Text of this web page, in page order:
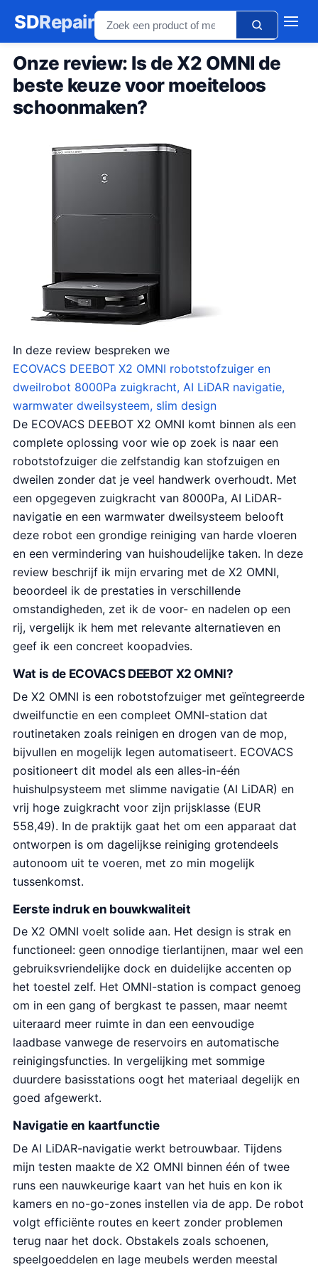
SDRepair
Onze review: Is de X2 OMNI de
beste keuze voor moeiteloos
schoonmaken?
In deze review bespreken we
ECOVACS DEEBOT X2 OMNI robotstofzuiger en
dweilrobot 8000Pa zuigkracht, AI LiDAR navigatie,
warmwater dweilsysteem, slim design
De ECOVACS DEEBOT X2 OMNI komt binnen als een
complete oplossing voor wie op zoek is naar een
robotstofzuiger die zelfstandig kan stofzuigen en
dweilen zonder dat je veel handwerk overhoudt. Met
een opgegeven zuigkracht van 8000Pa, AI LiDAR-
navigatie en een warmwater dweilsysteem belooft
deze robot een grondige reiniging van harde vloeren
en een vermindering van huishoudelijke taken. In deze
review beschrijf ik mijn ervaring met de X2 OMNI,
beoordeel ik de prestaties in verschillende
omstandigheden, zet ik de voor- en nadelen op een
rij, vergelijk ik hem met relevante alternatieven en
geef ik een concreet koopadvies.
Wat is de ECOVACS DEEBOT X2 OMNI?
De X2 OMNI is een robotstofzuiger met geïntegreerde
dweilfunctie en een compleet OMNI-station dat
routinetaken zoals reinigen en drogen van de mop,
bijvullen en mogelijk legen automatiseert. ECOVACS
positioneert dit model als een alles-in-één
huishulpsysteem met slimme navigatie (AI LiDAR) en
vrij hoge zuigkracht voor zijn prijsklasse (EUR
558,49). In de praktijk gaat het om een apparaat dat
ontworpen is om dagelijkse reiniging grotendeels
autonoom uit te voeren, met zo min mogelijk
tussenkomst.
Eerste indruk en bouwkwaliteit
De X2 OMNI voelt solide aan. Het design is strak en
functioneel: geen onnodige tierlantijnen, maar wel een
gebruiksvriendelijke dock en duidelijke accenten op
het toestel zelf. Het OMNI-station is compact genoeg
om in een gang of bergkast te passen, maar neemt
uiteraard meer ruimte in dan een eenvoudige
laadbase vanwege de reservoirs en automatische
reinigingsfuncties. In vergelijking met sommige
duurdere basisstations oogt het materiaal degelijk en
goed afgewerkt.
Navigatie en kaartfunctie
De AI LiDAR-navigatie werkt betrouwbaar. Tijdens
mijn testen maakte de X2 OMNI binnen één of twee
runs een nauwkeurige kaart van het huis en kon ik
kamers en no-go-zones instellen via de app. De robot
volgt efficiënte routes en keert zonder problemen
terug naar het dock. Obstakels zoals schoenen,
speelgoeddelen en lage meubels werden meestal